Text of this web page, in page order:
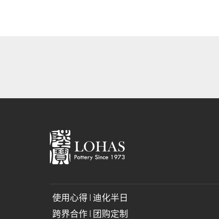
使用心得
迪化半日
跨界合作
团购定制